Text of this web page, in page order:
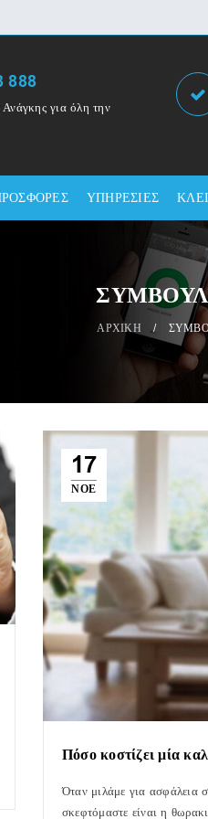
888
για όλη την
ΥΠΗΡΕΣΙΕΣ
ΑΡΧΙΚΗ /
17
ΝΟΈ
Πόσο κοστίζει μία
Όταν μιλάμε για ασφάλεια
σκεφτόμαστε είναι η
Καιρός να ανοίξουμε το
Η Ελλάδα φημίζεται για τον